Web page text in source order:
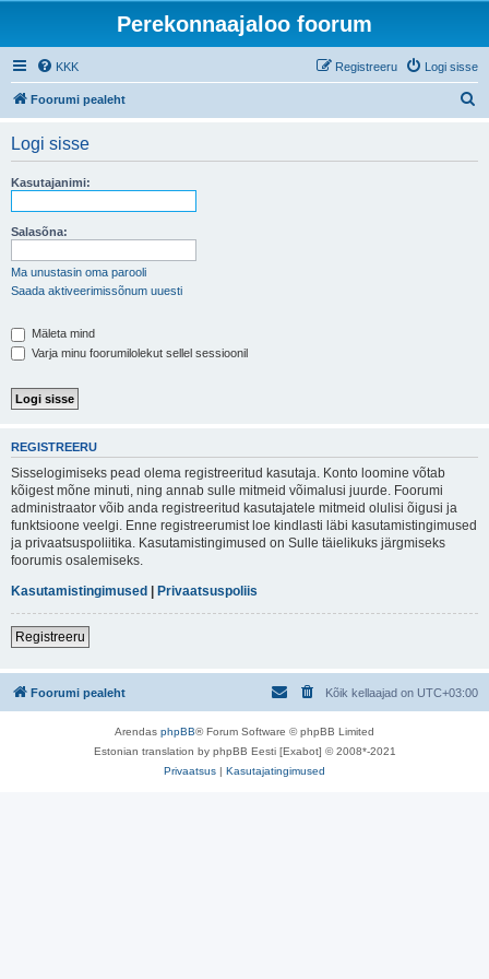
Perekonnaajaloo foorum
KKK Logi sisse
Registreeru
Foorumi pealeht
Logi sisse
Kasutajanimi:
Salasõna:
Ma unustasin oma parooli
Saada aktiveerimissõnum uuesti
Mäleta mind
Varja minu foorumilolekut sellel sessioonil
REGISTREERU
Sisselogimiseks pead olema registreeritud kasutaja. Konto loomine võtab
kõigest mõne minuti, ning annab sulle mitmeid võimalusi juurde. Foorumi
administraator võib anda registreeritud kasutajatele mitmeid olulisi õigusi ja
funktsioone veelgi. Enne registreerumist loe kindlasti läbi kasutamistingimused
ja privaatsuspoliitika. Kasutamistingimused on Sulle täielikuks järgmiseks
foorumis osalemiseks.
Kasutamistingimused | Privaatsuspoliis
Registreeru
Foorumi pealeht Kõik kellaajad on UTC+03:00
Arendas phpBB® Forum Software © phpBB Limited
Estonian translation by phpBB Eesti [Exabot] © 2008*-2021
Privaatsus | Kasutajatingimused